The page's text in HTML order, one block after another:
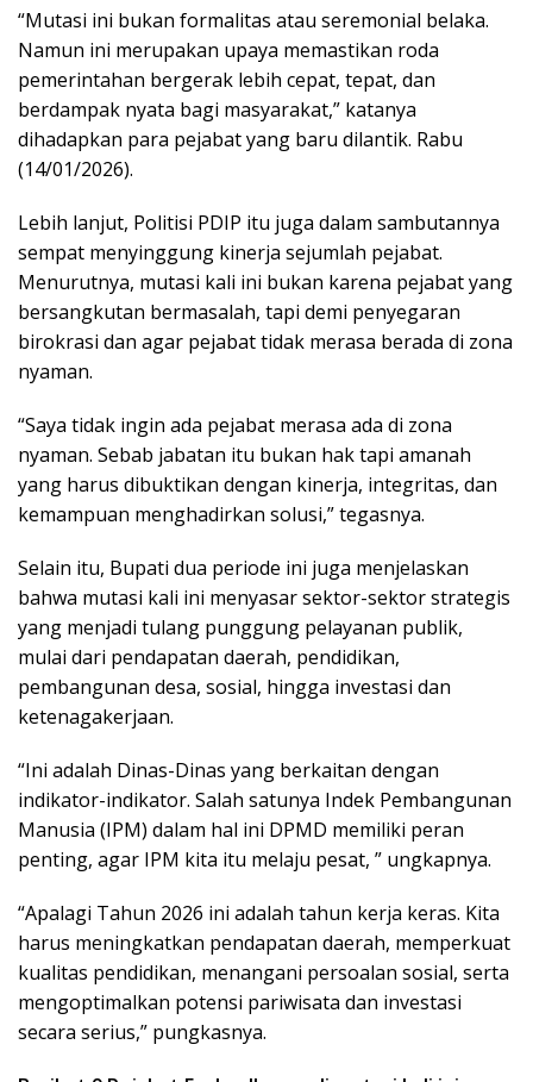
“Mutasi ini bukan formalitas atau seremonial belaka.
Namun ini merupakan upaya memastikan roda
pemerintahan bergerak lebih cepat, tepat, dan
berdampak nyata bagi masyarakat,” katanya
dihadapkan para pejabat yang baru dilantik. Rabu
(14/01/2026).
Lebih lanjut, Politisi PDIP itu juga dalam sambutannya
sempat menyinggung kinerja sejumlah pejabat.
Menurutnya, mutasi kali ini bukan karena pejabat yang
bersangkutan bermasalah, tapi demi penyegaran
birokrasi dan agar pejabat tidak merasa berada di zona
nyaman.
“Saya tidak ingin ada pejabat merasa ada di zona
nyaman. Sebab jabatan itu bukan hak tapi amanah
yang harus dibuktikan dengan kinerja, integritas, dan
kemampuan menghadirkan solusi,” tegasnya.
Selain itu, Bupati dua periode ini juga menjelaskan
bahwa mutasi kali ini menyasar sektor-sektor strategis
yang menjadi tulang punggung pelayanan publik,
mulai dari pendapatan daerah, pendidikan,
pembangunan desa, sosial, hingga investasi dan
ketenagakerjaan.
“Ini adalah Dinas-Dinas yang berkaitan dengan
indikator-indikator. Salah satunya Indek Pembangunan
Manusia (IPM) dalam hal ini DPMD memiliki peran
penting, agar IPM kita itu melaju pesat, ” ungkapnya.
“Apalagi Tahun 2026 ini adalah tahun kerja keras. Kita
harus meningkatkan pendapatan daerah, memperkuat
kualitas pendidikan, menangani persoalan sosial, serta
mengoptimalkan potensi pariwisata dan investasi
secara serius,” pungkasnya.